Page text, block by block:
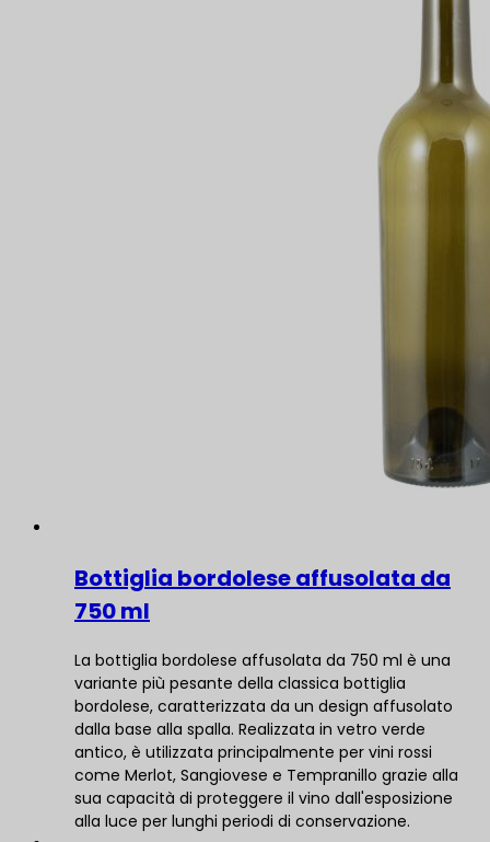
Bottiglia bordolese affusolata da
750 ml
La bottiglia bordolese affusolata da 750 ml è una
variante più pesante della classica bottiglia
bordolese, caratterizzata da un design affusolato
dalla base alla spalla. Realizzata in vetro verde
antico, è utilizzata principalmente per vini rossi
come Merlot, Sangiovese e Tempranillo grazie alla
sua capacità di proteggere il vino dall'esposizione
alla luce per lunghi periodi di conservazione.